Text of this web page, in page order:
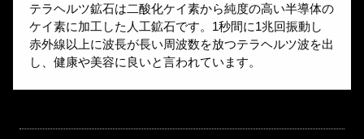
テラヘルツ鉱石は二酸化ケイ素から純度の高い半導体の
ケイ素に加工した人工鉱石です。1秒間に1兆回振動し
赤外線以上に波長が長い周波数を放つテラヘルツ波を出
し、健康や美容に良いと言われています。